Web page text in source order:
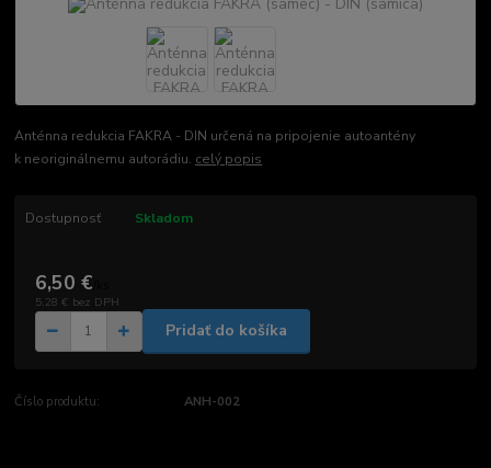
Anténna redukcia FAKRA - DIN určená na pripojenie autoantény
k neoriginálnemu autorádiu. celý popis
Dostupnosť Skladom
6,50 €
5,28 € bez DPH
Pridať do košíka
Číslo produktu: ANH-002